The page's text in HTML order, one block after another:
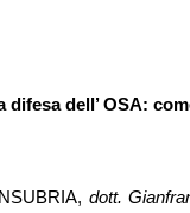
difesa dell’ OSA:
dott.